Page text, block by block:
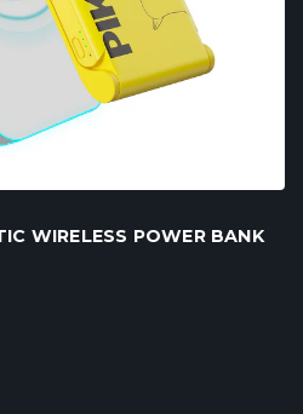
WIRELESS POWER BANK